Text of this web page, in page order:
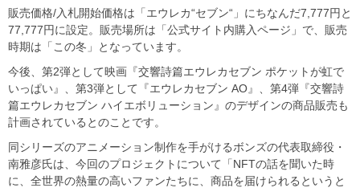
販売価格/入札開始価格は「エウレカ“セブン“」にちなんだ7,777円と
77,777円に設定。販売場所は「公式サイト内購入ページ」で、販売
時期は「この冬」となっています。
今後、第2弾として映画『交響詩篇エウレカセブン ポケットが虹で
いっぱい』、第3弾として『エウレカセブン AO』、第4弾『交響詩
篇エウレカセブン ハイエボリューション』のデザインの商品販売も
計画されているとのことです。
同シリーズのアニメーション制作を手がけるボンズの代表取締役・
南雅彦氏は、今回のプロジェクトについて「NFTの話を聞いた時
に、全世界の熱量の高いファンたちに、商品を届けられるというと